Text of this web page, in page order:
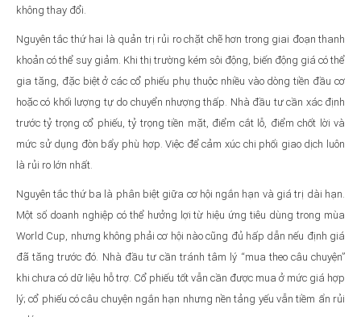
không thay đổi.
Nguyên tắc thứ hai là quản trị rủi ro chặt chẽ hơn trong giai đoạn thanh
khoản có thể suy giảm. Khi thị trường kém sôi động, biến động giá có thể
gia tăng, đặc biệt ở các cổ phiếu phụ thuộc nhiều vào dòng tiền đầu cơ
hoặc có khối lượng tự do chuyển nhượng thấp. Nhà đầu tư cần xác định
trước tỷ trọng cổ phiếu, tỷ trọng tiền mặt, điểm cắt lỗ, điểm chốt lời và
mức sử dụng đòn bẩy phù hợp. Việc để cảm xúc chi phối giao dịch luôn
là rủi ro lớn nhất.
Nguyên tắc thứ ba là phân biệt giữa cơ hội ngắn hạn và giá trị dài hạn.
Một số doanh nghiệp có thể hưởng lợi từ hiệu ứng tiêu dùng trong mùa
World Cup, nhưng không phải cơ hội nào cũng đủ hấp dẫn nếu định giá
đã tăng trước đó. Nhà đầu tư cần tránh tâm lý “mua theo câu chuyện”
khi chưa có dữ liệu hỗ trợ. Cổ phiếu tốt vẫn cần được mua ở mức giá hợp
lý; cổ phiếu có câu chuyện ngắn hạn nhưng nền tảng yếu vẫn tiềm ẩn rủi